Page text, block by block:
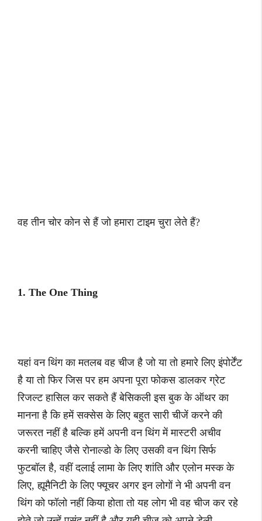
वह तीन चोर कोन से हैं जो हमारा टाइम चुरा लेते हैं?
1. The One Thing
यहां वन थिंग का मतलब वह चीज है जो या तो हमारे लिए इंपोर्टेंट
है या तो फिर जिस पर हम अपना पूरा फोकस डालकर ग्रेट
रिजल्ट हासिल कर सकते हैं बेसिकली इस बुक के ऑथर का
मानना है कि हमें सक्सेस के लिए बहुत सारी चीजें करने की
जरूरत नहीं है बल्कि हमें अपनी वन थिंग में मास्टरी अचीव
करनी चाहिए जैसे रोनाल्डो के लिए उसकी वन थिंग सिर्फ
फुटबॉल है, वहीं दलाई लामा के लिए शांति और एलोन मस्क के
लिए, ह्यूमैनिटी के लिए फ्यूचर अगर इन लोगों ने भी अपनी वन
थिंग को फॉलो नहीं किया होता तो यह लोग भी वह चीज कर रहे